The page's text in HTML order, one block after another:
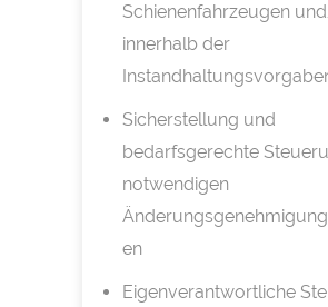
Schienenfahrzeugen
innerhalb der
Sicherstellung und
bedarfsgerechte
notwendigen
en
Eigenverantwortliche